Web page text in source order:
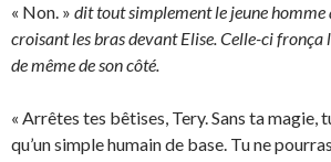
« Non. » dit tout simplement le jeune homme
croisant les bras devant Elise. Celle-ci
de même de son côté.
« Arrêtes tes bêtises, Tery. Sans ta magie,
qu’un simple humain de base. Tu ne